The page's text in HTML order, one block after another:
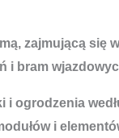
zajmującą się
i bram
i ogrodzenia
i